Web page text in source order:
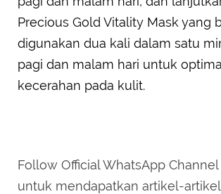
Precious Gold Vitality Mask yang
digunakan dua kali dalam satu
pagi dan malam hari untuk
kecerahan pada kulit.
Follow Official WhatsApp
untuk mendapatkan artikel-